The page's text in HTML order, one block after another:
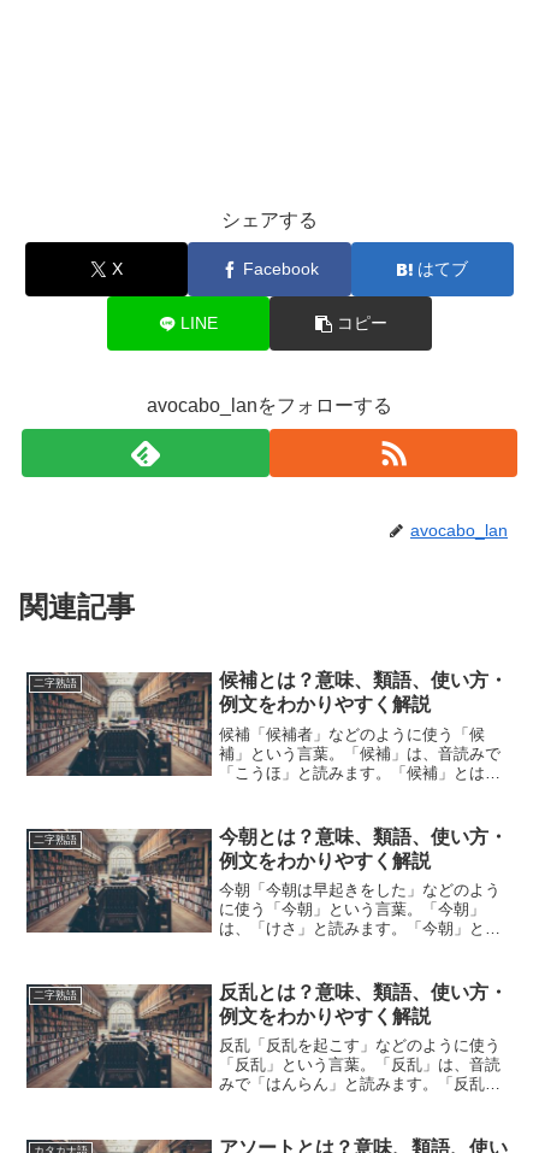
シェアする
X Facebook はてブ
LINE コピー
avocabo_lanをフォローする
avocabo_lan
関連記事
二字熟語
候補とは？意味、類語、使い方・
例文をわかりやすく解説
候補「候補者」などのように使う「候
補」という言葉。「候補」は、音読みで
「こうほ」と読みます。「候補」とは、
について、小説などの用例を紹介しなが
ら、わかりやすく解説してい...
二字熟語
今朝とは？意味、類語、使い方・
例文をわかりやすく解説
今朝「今朝は早起きをした」などのよう
に使う「今朝」という言葉。「今朝」
は、「けさ」と読みます。「今朝」と
類語について、小説などの用例を紹介し
て、わかりやすく解説していき...
二字熟語
反乱とは？意味、類語、使い方・
例文をわかりやすく解説
反乱「反乱を起こす」などのように使う
「反乱」という言葉。「反乱」は、音読
みで「はんらん」と読みます。「反乱」
方や類語について、小説などの用例を紹
アソートとは？意味、類語、使い